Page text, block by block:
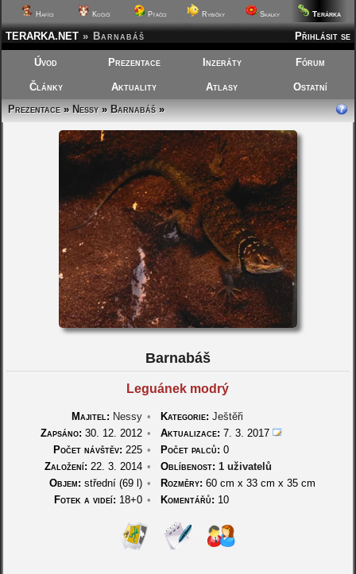
Hafíci Kočičí Ptáčci Rybičky Skalky Terárka
Přihlásit se
TERARKA.NET » Barnabáš
Úvod Prezentace Inzeráty Fórum
Články Aktuality Atlasy
Ostatní
Prezentace»Nessy»Barnabáš»
Barnabáš
Leguánek modrý
Majitel: Nessy • Kategorie: Ještěři
Zapsáno: 30. 12. 2012 • Aktualizace: 7. 3. 2017
Počet návštěv: 225 • Počet palců: 0
Založení: 22. 3. 2014 • Oblíbenost: 1 uživatelů
Objem: střední (69 l) • Rozměry: 60 cm x 33 cm x 35 cm
Fotek a videí: 18+0 • Komentářů: 10